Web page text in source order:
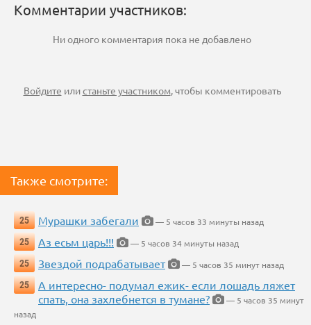
Комментарии участников:
Ни одного комментария пока не добавлено
Войдите илистаньте участником, чтобы комментировать
Также смотрите:
25 Мурашки забегали
— 5 часов 33 минуты назад
25
Аз есьм царь!!!
— 5 часов 34 минуты назад
25
Звездой подрабатывает
— 5 часов 35 минут назад
25
А интересно- подумал ежик- если лошадь ляжет
спать, она захлебнется в тумане?
— 5 часов 35 минут
назад